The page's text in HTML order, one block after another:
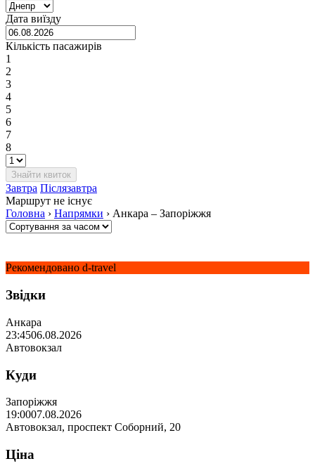
Дата виїзду
Кількість пасажирів
1
2
3
4
5
6
7
8
Завтра Післязавтра
Маршрут не існує
Головна › Напрямки › Анкара – Запоріжжя
Рекомендовано d-travel
Звідки
Анкара
23:4506.08.2026
Автовокзал
Куди
Запоріжжя
19:0007.08.2026
Автовокзал, проспект Соборний, 20
Ціна